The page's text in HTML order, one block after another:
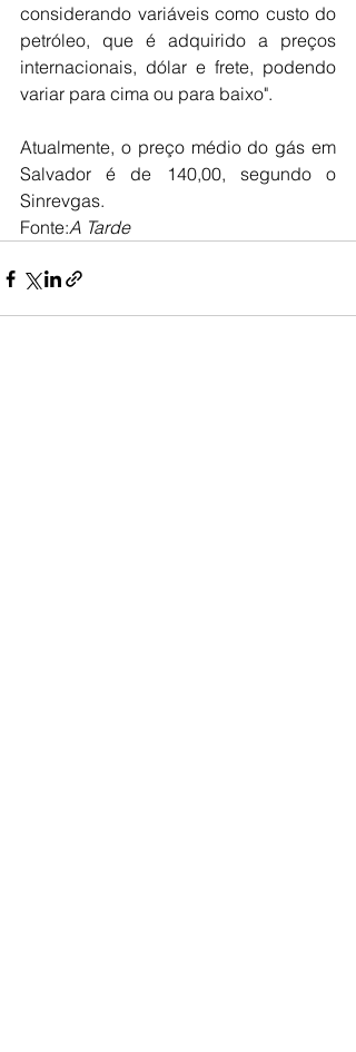
considerando variáveis como custo do
petróleo, que é adquirido a preços
internacionais, dólar e frete, podendo
variar para cima ou para baixo".
Atualmente, o preço médio do gás em
Salvador é de 140,00, segundo o
Sinrevgas.
Fonte:A Tarde